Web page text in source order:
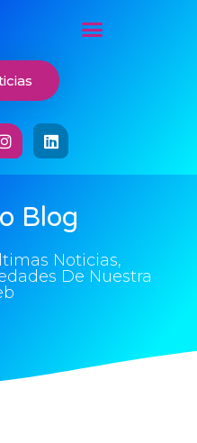
Blog
Noticias,
De Nuestra